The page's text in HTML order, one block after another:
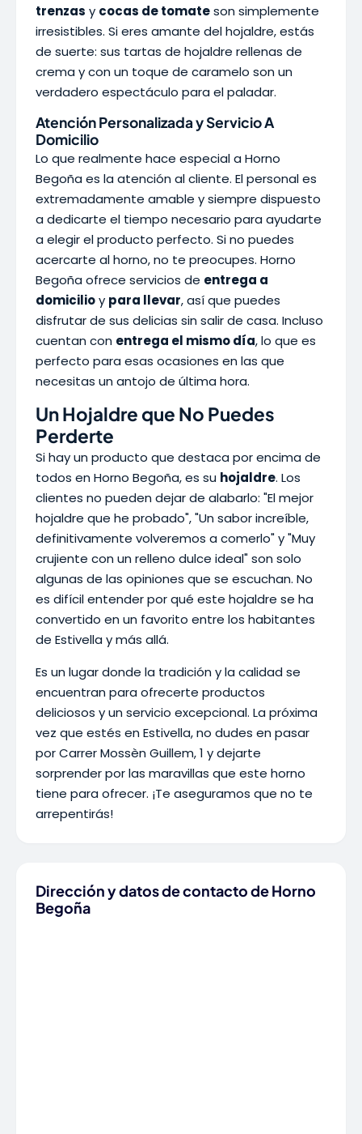
trenzas y cocas de tomateson simplemente
irresistibles. Si eres amante del hojaldre, estás
de suerte: sus tartas de hojaldre rellenas de
crema y con un toque de caramelo son un
verdadero espectáculo para el paladar.
Atención Personalizada y Servicio A
Domicilio
Lo que realmente hace especial a Horno
Begoña es la atención al cliente. El personal es
extremadamente amable y siempre dispuesto
a dedicarte el tiempo necesario para ayudarte
a elegir el producto perfecto. Si no puedes
acercarte al horno, no te preocupes. Horno
Begoña ofrece servicios de entrega a
domicilioy para llevar, así que puedes
disfrutar de sus delicias sin salir de casa. Incluso
cuentan con entrega el mismo día, lo que es
perfecto para esas ocasiones en las que
necesitas un antojo de última hora.
Un Hojaldre que No Puedes
Perderte
Si hay un producto que destaca por encima de
todos en Horno Begoña, es su hojaldre. Los
clientes no pueden dejar de alabarlo: "El mejor
hojaldre que he probado", "Un sabor increíble,
definitivamente volveremos a comerlo" y "Muy
crujiente con un relleno dulce ideal" son solo
algunas de las opiniones que se escuchan. No
es difícil entender por qué este hojaldre se ha
convertido en un favorito entre los habitantes
de Estivella y más allá.
Es un lugar donde la tradición y la calidad se
encuentran para ofrecerte productos
deliciosos y un servicio excepcional. La próxima
vez que estés en Estivella, no dudes en pasar
por Carrer Mossèn Guillem, 1 y dejarte
sorprender por las maravillas que este horno
tiene para ofrecer. ¡Te aseguramos que no te
arrepentirás!
Dirección y datos de contacto de Horno
Begoña